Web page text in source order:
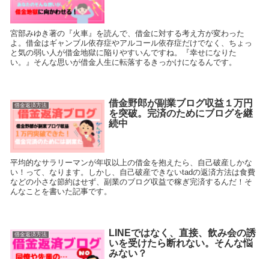
宮部みゆき著の『火車』を読んで、借金に対する考え方が変わった
よ。借金はギャンブル依存症やアルコール依存症だけでなく、ちょっ
と気の弱い人が借金地獄に陥りやすいんですね。『幸せになりた
い。』そんな思いが借金人生に転落するきっかけになるんです。
借金返済方法
借金野郎が副業ブログ収益１万円
を突破。完済のためにブログを継
続中
平均的なサラリーマンが年収以上の借金を抱えたら、自己破産しかな
い！って、なります。しかし、自己破産できないtadの返済方法は食費
などの小さな節約はせず、副業のブログ収益で稼ぎ完済するんだ！そ
んなことを書いた記事です。
借金返済方法
LINEではなく、直接、飲み会の誘
いを受けたら断れない。そんな悩
みない？